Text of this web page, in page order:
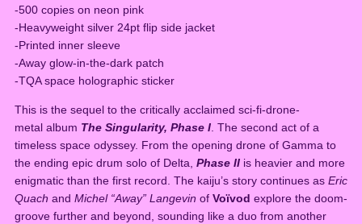
-500 copies on neon pink
-Heavyweight silver 24pt flip side jacket
-Printed inner sleeve
-Away glow-in-the-dark patch
-TQA space holographic sticker
This is the sequel to the critically acclaimed sci-fi-drone-
metal album The Singularity, Phase I . The second act of a
timeless space odyssey. From the opening drone of Gamma to
the ending epic drum solo of Delta, Phase II is heavier and more
enigmatic than the first record. The kaiju’s story continues as Eric
Quach and Michel “Away” Langevin of Voïvod explore the doom-
groove further and beyond, sounding like a duo from another